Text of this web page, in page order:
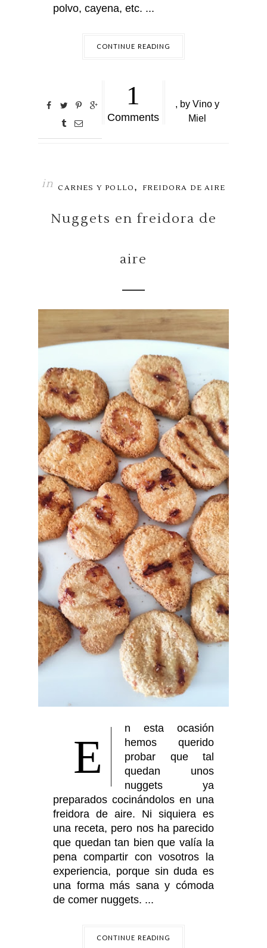
polvo, cayena, etc. ...
CONTINUE READING
1
Comments
, by Vino y
Miel
in CARNES Y POLLO , FREIDORA DE AIRE
Nuggets en freidora de
aire
E
n esta ocasión
hemos querido
probar que tal
quedan unos
nuggets ya
preparados cocinándolos en una
freidora de aire. Ni siquiera es
una receta, pero nos ha parecido
que quedan tan bien que valía la
pena compartir con vosotros la
experiencia, porque sin duda es
una forma más sana y cómoda
de comer nuggets. ...
CONTINUE READING